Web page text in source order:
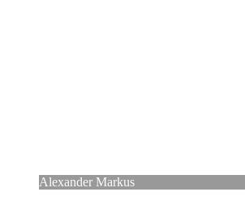
Alex­an­der Markus